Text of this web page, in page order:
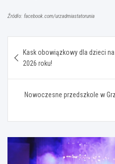
Źródło: facebook.com/urzadmiastatorunia
wpisu
Kask obowiązkowy dla dzieci
2026 roku!
Nowoczesne przedszkole w